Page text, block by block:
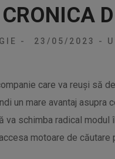
- 23/05/2023 -
care va reuși să
un mare avantaj
va schimba radical
motoare de căutare